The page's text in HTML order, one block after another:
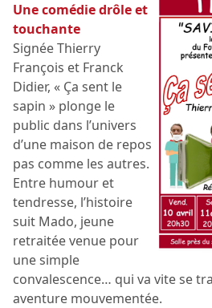
Une comédie drôle et
touchante
Signée Thierry
François et Franck
Didier, « Ça sent le
sapin » plonge le
public dans l’univers
d’une maison de repos
pas comme les autres.
Entre humour et
tendresse, l’histoire
suit Mado, jeune
retraitée venue pour
une simple
convalescence… qui va vite se
aventure mouvementée.